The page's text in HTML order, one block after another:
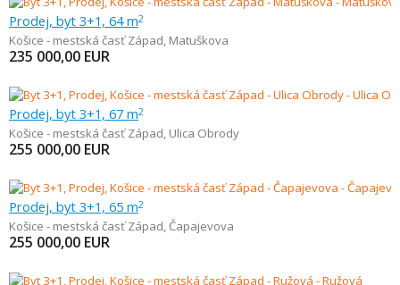
Prodej, byt 3+1, 64 m2
Košice - mestská časť Západ, Matuškova
235 000,00 EUR
Prodej, byt 3+1, 67 m2
Košice - mestská časť Západ, Ulica Obrody
255 000,00 EUR
Prodej, byt 3+1, 65 m2
Košice - mestská časť Západ, Čapajevova
255 000,00 EUR